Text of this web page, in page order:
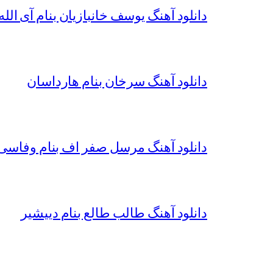
دانلود آهنگ یوسف خانبازیان بنام آی
دانلود آهنگ سرخان بنام هارداسان
دانلود آهنگ مرسل صفر اف بنام
دانلود آهنگ طالب طالع بنام دییشیر